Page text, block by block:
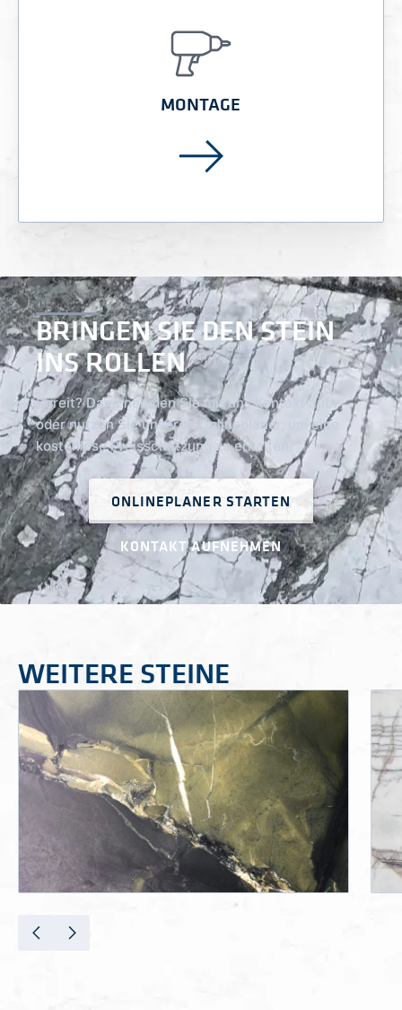
MONTAGE
BRINGEN SIE DEN STEIN
INS ROLLEN
Bereit? Dann nehmen Sie mit uns Kontakt auf –
oder nutzen Sie unseren Onlineplaner, um eine
kostenlose Preisschätzung zu erhalten.
ONLINEPLANER STARTEN
KONTAKT AUFNEHMEN
WEITERE STEINE